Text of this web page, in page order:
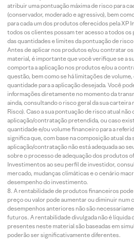
atribuir uma pontuação máxima de risco para
(conservador, moderado e agressivo), bem
para cada um dos produtos oferecidos pela XP
todos os clientes possam ter acesso a todos
das quantidades e limites da pontuação de
Antes de aplicar nos produtos e/ou contratar
material, é importante que você verifique se a
comporta a aplicação nos produtos e/ou a
questão, bem como se há limitações de
quantidade para a aplicação desejada. Você
informações diretamente no momento da
ainda, consultando o risco geral da sua carteira
Risco). Caso a sua pontuação de risco atual
aplicação/contratação pretendida, ou caso
quantidade e/ou volume financeiro para a
significa que, com base na composição atual da
aplicação/contratação não está adequada ao
sobre o processo de adequação dos produtos
Investimentos ao seu perfil de investidor,
mercado, mudanças climáticas e o cenário
desempenho do investimento.
A rentabilidade de produtos financeiros
preço ou valor pode aumentar ou diminuir num
desempenhos anteriores não são
futuros. A rentabilidade divulgada não é líquida
presentes neste material são baseadas em
poderão ser significativamente diferentes.